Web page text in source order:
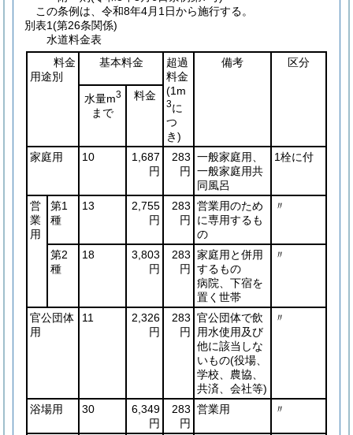
この条例は、令和8年4月1日から施行する。
別表1(第26条関係)
水道料金表
料金
用途別
基本料金
超過
料金
(1m
3に
つ
き)
備考 区分
水量m3
まで
料金
家庭用 10
1,687
円
283
円
一般家庭用、
一般家庭用共
同風呂
1栓に付
営
業
用
第1
種
13
2,755
円
283
円
営業用のため
に専用するも
の
〃
第2
種
18
3,803
円
283
円
家庭用と併用
するもの
病院、下宿を
置く世帯
〃
官公団体
用
11
2,326
円
283
円
官公団体で飲
用水使用及び
他に該当しな
いもの(役場、
学校、農協、
共済、会社等)
〃
浴場用 30
6,349
円
283
円
営業用 〃